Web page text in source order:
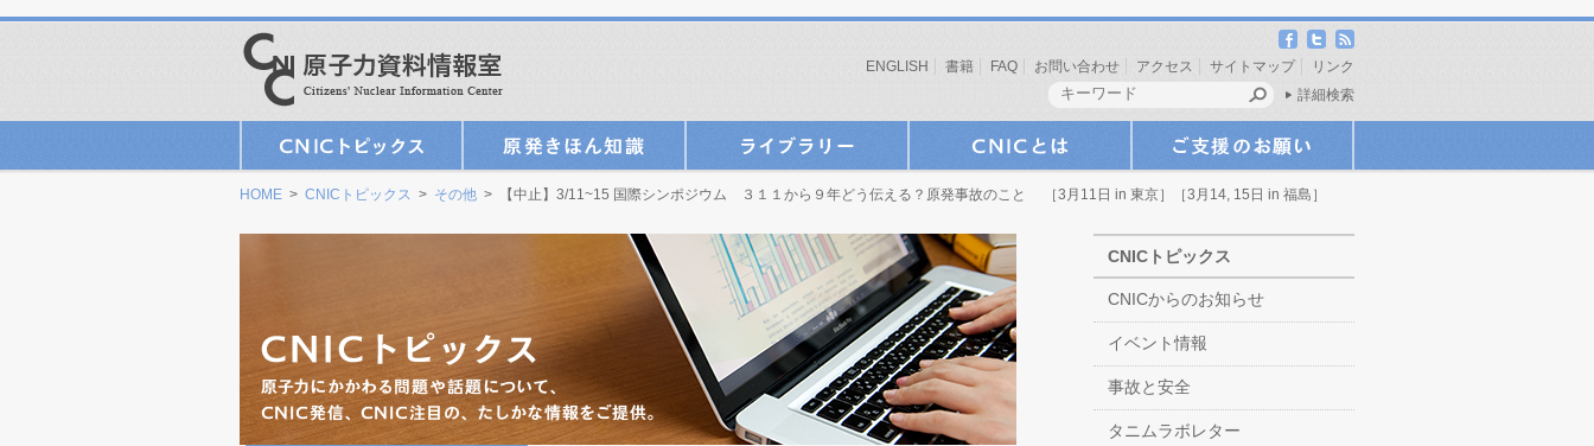
ENGLISH 書籍 FAQ お問い合わせ アクセス サイトマップ
リンク
詳細検索
HOME > CNICトピックス > その他 > 【中止】3/11~15 国際シンポジウム ３１１から９年どう伝える？原発事故のこと ［3月11日 in 東京］［3月14, 15日 in 福島］
CNICトピックス
CNICからのお知らせ
イベント情報
事故と安全
タニムラボレター